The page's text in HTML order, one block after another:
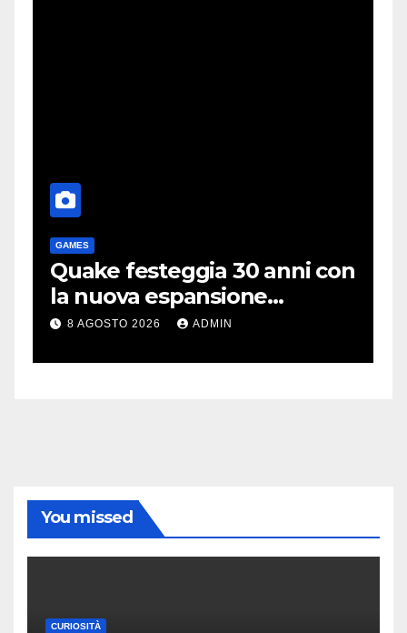
GAMES
Quake festeggia 30 anni con
la nuova espansione
gratuita Dawn of The
8 AGOSTO 2026 ADMIN
You missed
CURIOSITÀ